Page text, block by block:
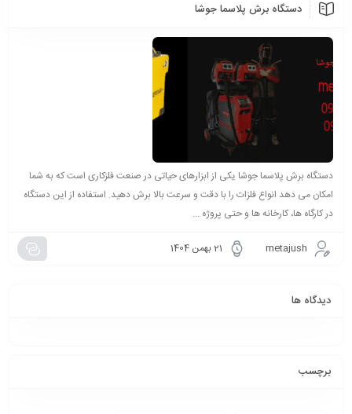
دستگاه برش پلاسما جوشا
دستگاه برش پلاسما جوشا یکی از ابزارهای حیاتی در صنعت فلزکاری است که به شما
امکان می دهد انواع فلزات را با دقت و سرعت بالا برش دهید. استفاده از این دستگاه
در کارگاه ها، کارخانه ها و حتی پروژه ...
metajush 21 بهمن 1404
دیدگاه ها
برچسب